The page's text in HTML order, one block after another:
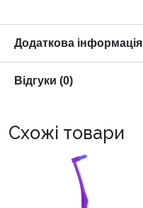
Додаткова інформація
Відгуки (0)
Схожі товари